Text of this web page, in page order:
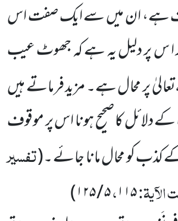
ہے، ان میں سے ایک صفت اس
ا س پر دلیل یہ ہے کہ جھوٹ عیب
تعالیٰ پر محال ہے۔ مزید فرماتے ہیں
دلائل کا صحیح ہونا اس پر موقوف
کذب کو محال مانا جائے ۔(تفسیر
الآیۃ:۱۱۵،۵ / ۱۲۵)